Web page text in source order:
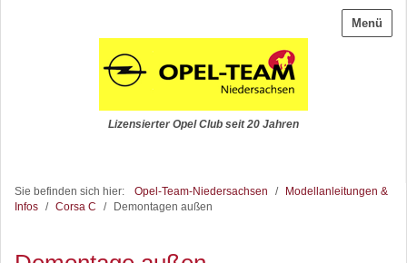
Menü
Lizensierter Opel Club seit 20 Jahren
Sie befinden sich hier: Opel-Team-Niedersachsen /
Modellanleitungen &
Infos
/ Corsa C / Demontagen außen